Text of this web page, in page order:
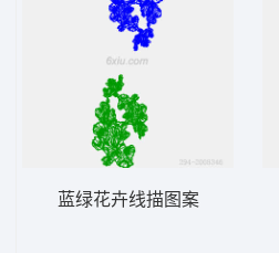
蓝绿花卉线描图案